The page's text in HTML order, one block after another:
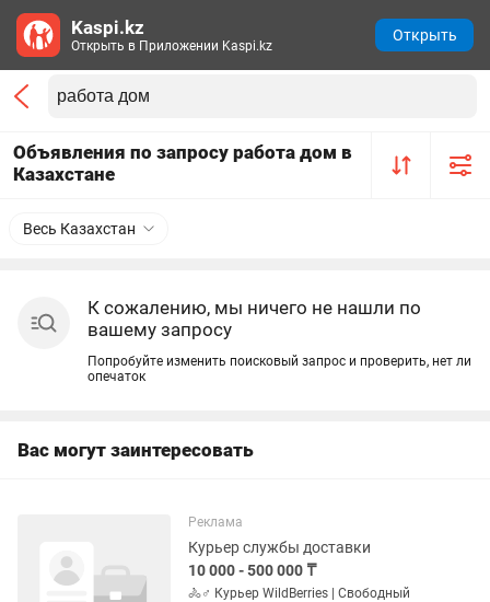
Объявления по запросу работа дом в
Казахстане
Весь Казахстан
К сожалению, мы ничего не нашли по
вашему запросу
Попробуйте изменить поисковый запрос и проверить, нет ли
опечаток
Вас могут заинтересовать
Реклама
Курьер службы доставки
10 000 - 500 000 ₸
🚴♂️ Курьер WildBerries | Свободный
Kaspi.kz
Открыть в Приложении Kaspi.kz
Открыть